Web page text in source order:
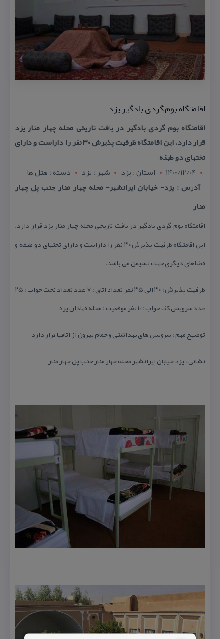
اقامتگاه بوم گردی بادگیر یزد
اقامتگاه بوم گردی بادگیر در بافت تاریخی محله چهار منار یزد
قرار دارد. این اقامتگاه ظرفیت پذیرش ۳۰ نفر را داراست و دارای
تختهای دو طبقه
1400/12/04
استان : يزد شهر : يزد
دسته : هتل ها
آدرس : یزد- خیابان ایرانشهر- محله چهار منار جنب پل چهار
منار
اقامتگاه بوم گردی بادگیر در بافت تاریخی محله چهار منار یزد قرار دارد.
این اقامتگاه ظرفیت پذیرش ۳۰ نفر را داراست و دارای تختهای دو طبقه و
فضاهای دیگری جهت نشیمن می باشد.
ظرفیت پذیرش : ۳۰ الی ۳۵ نفر تعداد اتاق : ۷ عدد تعداد تخت خواب : ۲۵
عدد سرویس كف حواب : ۱۰ نفر موقعیت : محله فهادان یزد
توضیح مهم : سرویس های بهداشتی و حمام بیرون از اتاقها قرار دارد
نشانی : یزد خیابان ایرانشهر محله چهار منار جنب پل چهار منار